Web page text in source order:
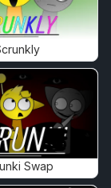
Swap